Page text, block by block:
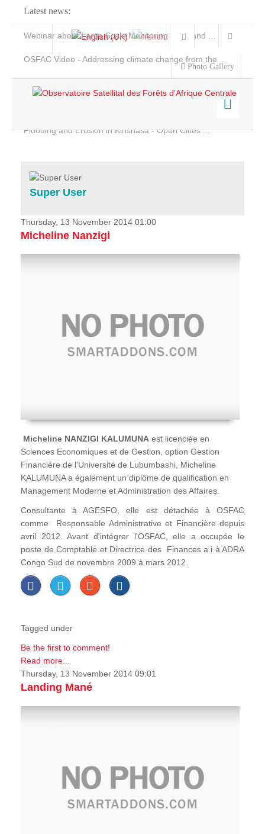
Latest news:
Webinar about Large Scale Monitoring and Land ...
OSFAC Video - Addressing climate change from the ...
Flooding and Erosion in Kinshasa - Open Cities ...
Photo Gallery
Home
Services
Projects
News & Stories
Super User
Thursday, 13 November 2014 01:00
Micheline Nanzigi
Micheline NANZIGI KALUMUNA est licenciée en
Sciences Economiques et de Gestion, option Gestion
Financière de l'Université de Lubumbashi, Micheline
KALUMUNA a également un diplôme de qualification en
Management Moderne et Administration des Affaires.
Consultante à AGESFO, elle est détachée à OSFAC
comme Responsable Administrative et Financière depuis
avril 2012. Avant d'intégrer l'OSFAC, elle a occupée le
poste de Comptable et Directrice des Finances a.i à ADRA
Congo Sud de novembre 2009 à mars 2012.
Tagged under
Be the first to comment!
Read more...
Thursday, 13 November 2014 09:01
Landing Mané